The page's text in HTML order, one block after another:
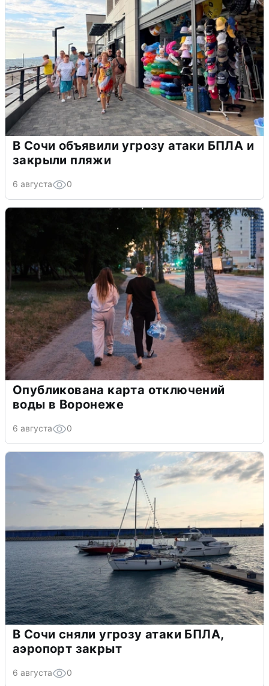
В Сочи объявили угрозу атаки БПЛА и
закрыли пляжи
6 августа 0
Опубликована карта отключений
воды в Воронеже
6 августа 0
В Сочи сняли угрозу атаки БПЛА,
аэропорт закрыт
6 августа 0